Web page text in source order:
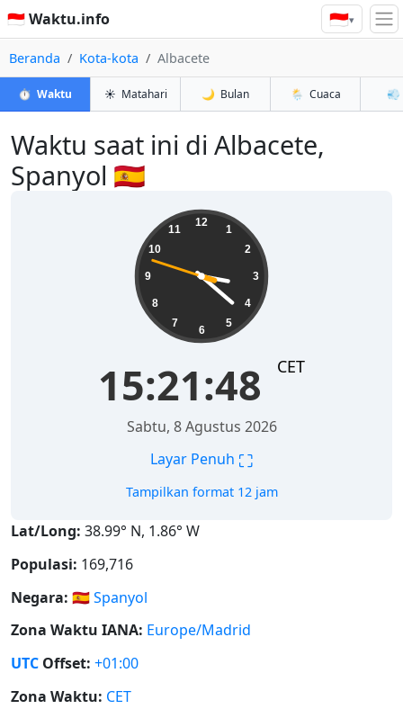
🇮🇩 Waktu.info 🇮🇩▾
Beranda Kota-kota Albacete
⏱️ Waktu ☀️ Matahari 🌙 Bulan 🌦️ Cuaca 💨
Waktu saat ini di Albacete,
Spanyol 🇪🇸
12
1
2
3
4
5
6
7
8
9
10
11
15:21:48 CET
Sabtu, 8 Agustus 2026
Layar Penuh ⛶
Tampilkan format 12 jam
Lat/Long: 38.99° N, 1.86° W
Populasi: 169,716
Negara: 🇪🇸Spanyol
Zona Waktu IANA: Europe/Madrid
UTC Offset: +01:00
Zona Waktu: CET